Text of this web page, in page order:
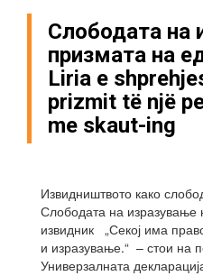
Слободата на
призмата на
Liria e
prizmit të një
me skaut-ing
Извидништвото како
Слободата на изразување
извидник „Секој има
и изразување.“ – стои на
Универзалната